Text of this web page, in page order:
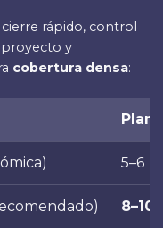
rápido, control
proyecto y
cobertura densa:
5–6
8–10